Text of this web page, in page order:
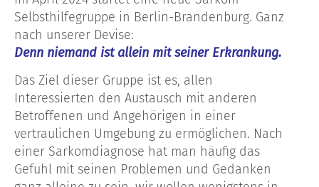
Selbsthilfegruppe in Berlin-Brandenburg. Ganz
nach unserer Devise:
Denn niemand ist allein mit seiner Erkrankung.
Das Ziel dieser Gruppe ist es, allen
Interessierten den Austausch mit anderen
Betroffenen und Angehörigen in einer
vertraulichen Umgebung zu ermöglichen. Nach
einer Sarkomdiagnose hat man häufig das
Gefühl mit seinen Problemen und Gedanken